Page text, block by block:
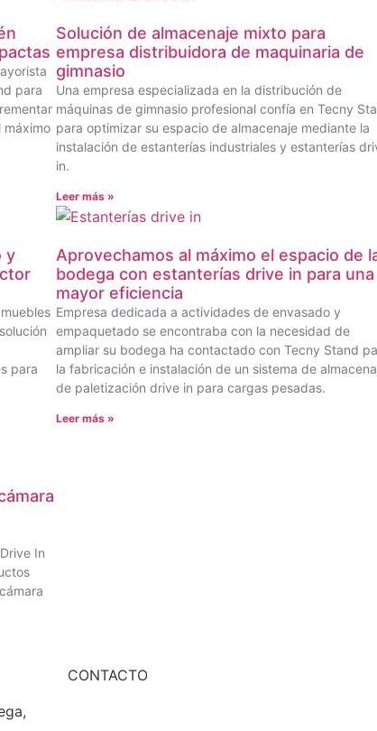
para
máximo
Solución de almacenaje mixto para
empresa distribuidora de maquinaria de
gimnasio
Una empresa especializada en la distribución de
máquinas de gimnasio profesional confía en Tecny
para optimizar su espacio de almacenaje mediante la
instalación de estanterías industriales y estanterías
in.
Leer más »
y
para
Aprovechamos al máximo el espacio de
bodega con estanterías drive in para una
mayor eficiencia
Empresa dedicada a actividades de envasado y
empaquetado se encontraba con la necesidad de
ampliar su bodega ha contactado con Tecny Stand
la fabricación e instalación de un sistema de
de paletización drive in para cargas pesadas.
Leer más »
In
CONTACTO